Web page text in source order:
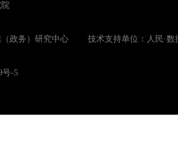
（政务）研究中心 技术支持单位：人民·数
号-5